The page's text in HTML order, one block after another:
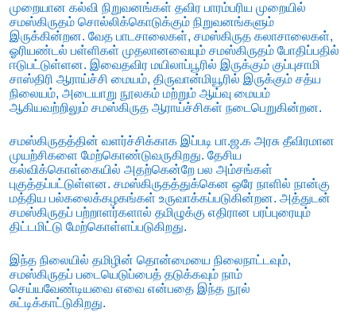
முறையான கல்வி நிறுவனங்கள் தவிர பாரம்பரிய முறையில்
சமஸ்கிருதம் சொல்லிக்கொடுக்கும் நிறுவனங்களும்
இருக்கின்றன. வேத பாடசாலைகள், சமஸ்கிருத கலாசாலைகள்,
ஓரியண்டல் பள்ளிகள் முதலானவையும் சமஸ்கிருதம் போதிப்பதில்
ஈடுபட்டுள்ளன. இவைதவிர மயிலாப்பூரில் இருக்கும் குப்புசாமி
சாஸ்திரி ஆராய்ச்சி மையம், திருவான்மியூரில் இருக்கும் சத்ய
நிலையம், அடையாறு நூலகம் மற்றும் ஆய்வு மையம்
ஆகியவற்றிலும் சமஸ்கிருத ஆராய்ச்சிகள் நடைபெறுகின்றன.
சமஸ்கிருதத்தின் வளர்ச்சிக்காக இப்படி பா.ஜ.க அரசு தீவிரமான
முயற்சிகளை மேற்கொண்டுவருகிறது. தேசிய
கல்விக்கொள்கையில் அதற்கென்றே பல அம்சங்கள்
புகுத்தப்பட்டுள்ளன. சமஸ்கிருதத்துக்கென ஒரே நாளில் நான்கு
மத்திய பல்கலைக்கழகங்கள் உருவாக்கப்படுகின்றன. அத்துடன்
சமஸ்கிருதப் பற்றாளர்களால் தமிழுக்கு எதிரான பரப்புரையும்
திட்டமிட்டு மேற்கொள்ளப்படுகிறது.
இந்த நிலையில் தமிழின் தொன்மையை நிலைநாட்டவும்,
சமஸ்கிருதப் படையெடுப்பைத் தடுக்கவும் நாம்
செய்யவேண்டியவை எவை என்பதை இந்த நூல்
சுட்டிக்காட்டுகிறது.